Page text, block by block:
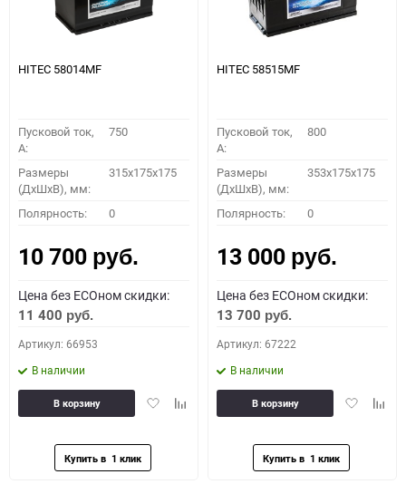
HITEC 58014MF
Пусковой ток,
A:
750
Размеры
(ДхШхВ), мм:
315x175x175
Полярность: 0
10 700 руб.
Цена без ECOном скидки:
11 400 руб.
Артикул: 66953
В наличии
ДобавитьДобавить
В корзину
HITEC 58515MF
Пусковой ток,
A:
800
Размеры
(ДхШхВ), мм:
353x175x175
Полярность: 0
13 000 руб.
Цена без ECOном скидки:
13 700 руб.
Артикул: 67222
В наличии
Добавить
В корзину